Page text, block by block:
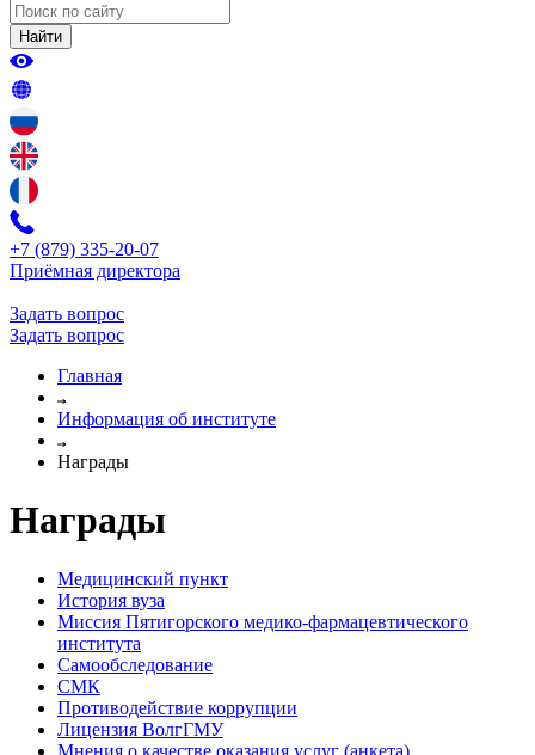
Найти
+7 (879) 335-20-07
Приёмная директора
Задать вопрос
Задать вопрос
Главная
Информация об институте
Награды
Награды
Медицинский пункт
История вуза
Миссия Пятигорского медико-фармацевтического
института
Самообследование
СМК
Противодействие коррупции
Лицензия ВолгГМУ
Мнения о качестве оказания услуг (анкета)